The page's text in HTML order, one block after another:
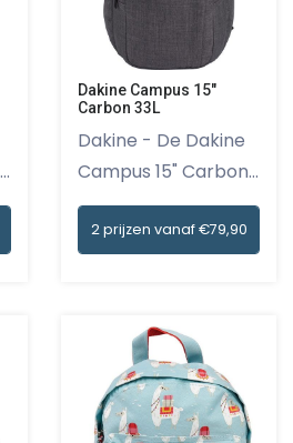
Dakine Campus 15"
Carbon 33L
Dakine - De Dakine
Campus 15" Carbon
33L ru...
2 prijzen vanaf €79,90